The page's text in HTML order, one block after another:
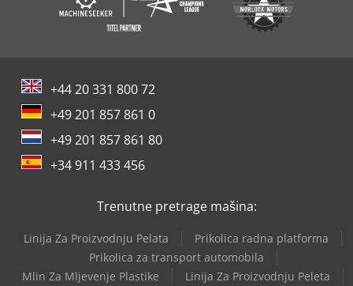
+44 20 331 800 72
+49 201 857 861 0
+49 201 857 861 80
+34 911 433 456
Trenutne pretrage mašina:
Linija Za Proizvodnju Pelata
Prikolica radna platforma
Prikolica za transport automobila
Mlin Za Mljevenje Plastike
Linija Za Proizvodnju Peleta